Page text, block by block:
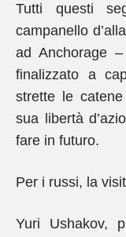
Tutti questi
campanello
ad Anchorage
finalizzato a
strette le
sua libertà
fare in futuro.
Per i russi, la
Yuri Ushakov,